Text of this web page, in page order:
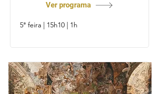
Ver programa
5ª feira | 15h10 | 1h